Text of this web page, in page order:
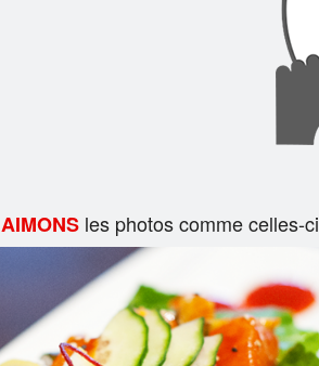
AIMONSles photos comme celles-ci